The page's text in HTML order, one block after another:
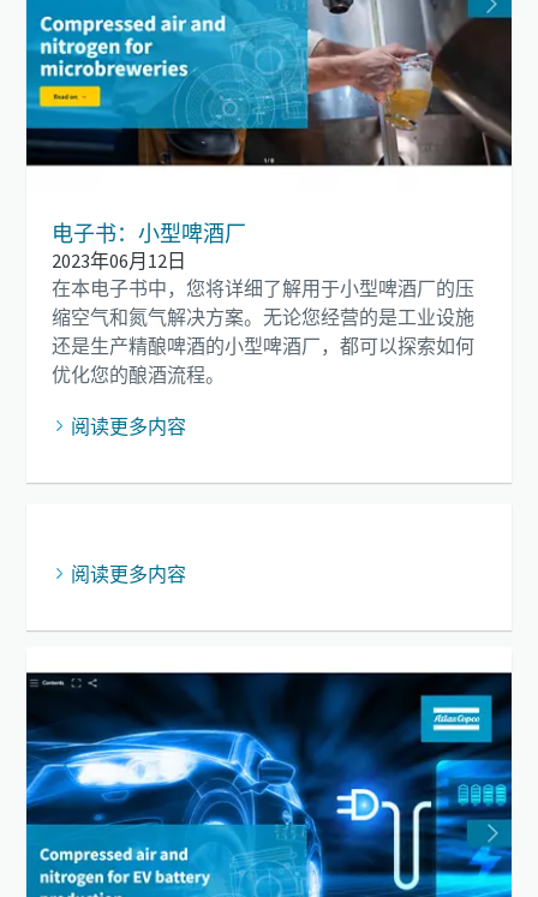
您需要了解的一切关于气力输送流程的信息
了解如何创建效率更高的气力输送流程。
电子书：小型啤酒厂
2023年06月12日
在本电子书中，您将详细了解用于小型啤酒厂的压
缩空气和氮气解决方案。无论您经营的是工业设施
还是生产精酿啤酒的小型啤酒厂，都可以探索如何
优化您的酿酒流程。
阅读更多内容
阅读更多内容